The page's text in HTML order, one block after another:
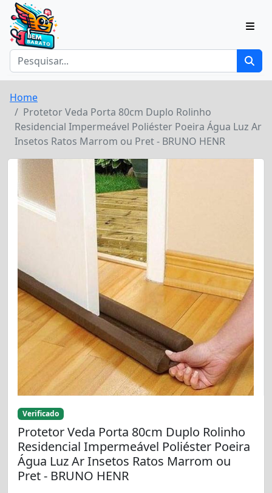
Home
Protetor Veda Porta 80cm Duplo Rolinho
Residencial Impermeável Poliéster Poeira Água Luz Ar
Insetos Ratos Marrom ou Pret - BRUNO HENR
Verificado
Protetor Veda Porta 80cm Duplo Rolinho
Residencial Impermeável Poliéster Poeira
Água Luz Ar Insetos Ratos Marrom ou
Pret - BRUNO HENR